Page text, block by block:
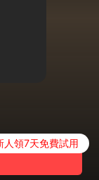
人領7天免費試用